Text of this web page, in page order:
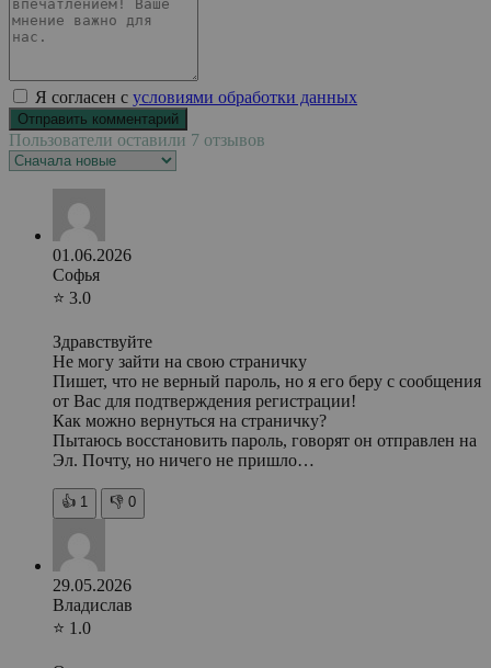
Я согласен с условиями обработки данных
Пользователи оставили 7 отзывов
01.06.2026
Софья
⭐ 3.0
Здравствуйте
Не могу зайти на свою страничку
Пишет, что не верный пароль, но я его беру с сообщения
от Вас для подтверждения регистрации!
Как можно вернуться на страничку?
Пытаюсь восстановить пароль, говорят он отправлен на
Эл. Почту, но ничего не пришло…
👍 1 👎 0
29.05.2026
Владислав
⭐ 1.0